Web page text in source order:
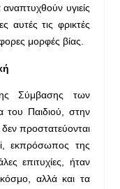
υγιείς
τις φρικτές
μορφές βίας.
Σύμβασης των
του Παιδιού, στην
προστατεύονται
εκπρόσωπος της
επιτυχίες, ήταν
αλλά και τα